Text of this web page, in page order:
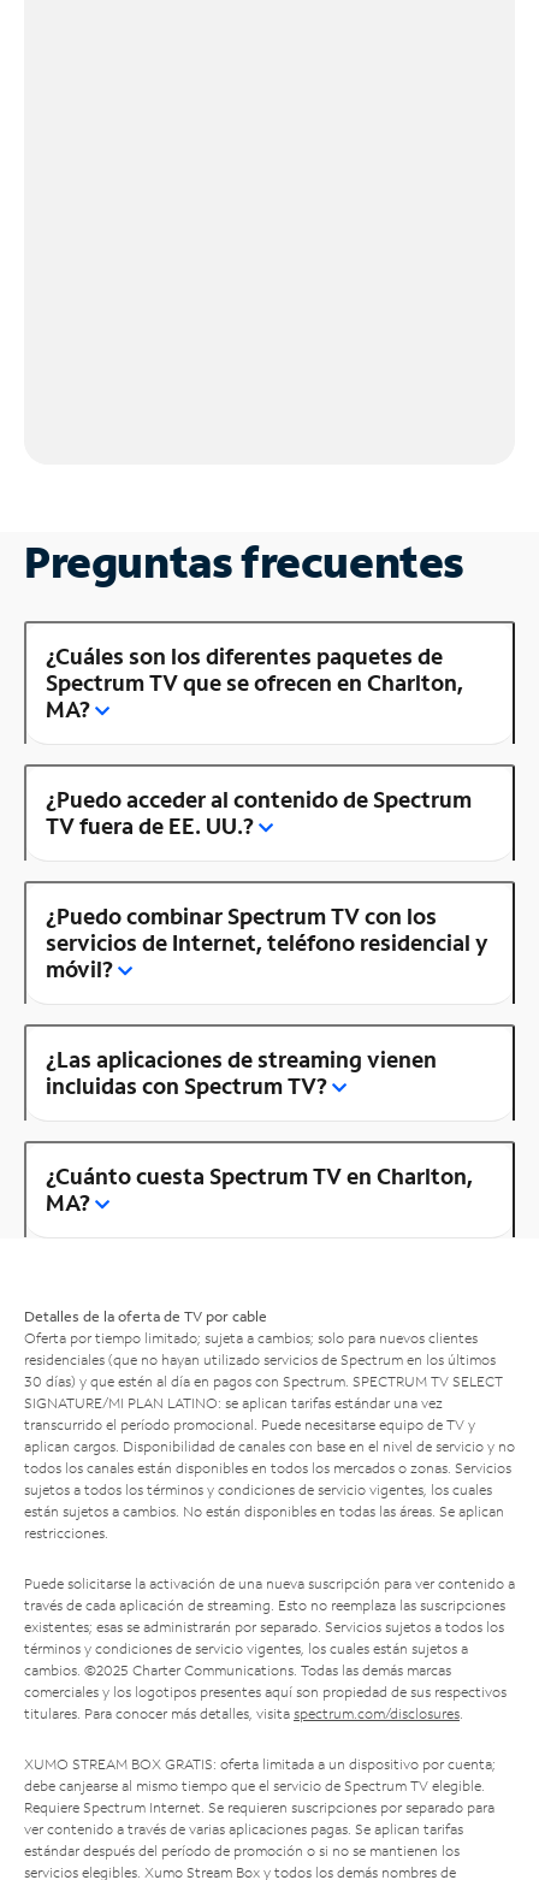
Preguntas frecuentes
¿Cuáles son los diferentes paquetes de
Spectrum TV que se ofrecen en Charlton,
MA?
¿Puedo acceder al contenido de Spectrum
TV fuera de EE. UU.?
¿Puedo combinar Spectrum TV con los
servicios de Internet, teléfono residencial y
móvil?
¿Las aplicaciones de streaming vienen
incluidas con Spectrum TV?
¿Cuánto cuesta Spectrum TV en Charlton,
MA?
Detalles de la oferta de TV por cable
Oferta por tiempo limitado; sujeta a cambios; solo para nuevos clientes
residenciales (que no hayan utilizado servicios de Spectrum en los últimos
30 días) y que estén al día en pagos con Spectrum. SPECTRUM TV SELECT
SIGNATURE/MI PLAN LATINO: se aplican tarifas estándar una vez
transcurrido el período promocional. Puede necesitarse equipo de TV y
aplican cargos. Disponibilidad de canales con base en el nivel de servicio y no
todos los canales están disponibles en todos los mercados o zonas. Servicios
sujetos a todos los términos y condiciones de servicio vigentes, los cuales
están sujetos a cambios. No están disponibles en todas las áreas. Se aplican
restricciones.
Puede solicitarse la activación de una nueva suscripción para ver contenido a
través de cada aplicación de streaming. Esto no reemplaza las suscripciones
existentes; esas se administrarán por separado. Servicios sujetos a todos los
términos y condiciones de servicio vigentes, los cuales están sujetos a
cambios. ©2025 Charter Communications. Todas las demás marcas
comerciales y los logotipos presentes aquí son propiedad de sus respectivos
titulares. Para conocer más detalles, visita spectrum.com/disclosures.
XUMO STREAM BOX GRATIS: oferta limitada a un dispositivo por cuenta;
debe canjearse al mismo tiempo que el servicio de Spectrum TV elegible.
Requiere Spectrum Internet. Se requieren suscripciones por separado para
ver contenido a través de varias aplicaciones pagas. Se aplican tarifas
estándar después del período de promoción o si no se mantienen los
servicios elegibles. Xumo Stream Box y todos los demás nombres de